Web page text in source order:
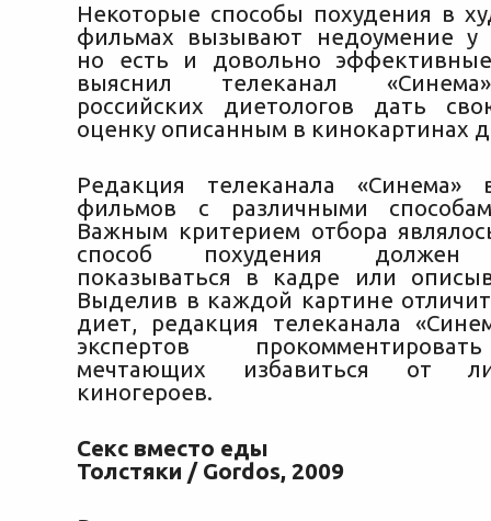
Некоторые способы похудения в
фильмах вызывают недоумение у
но есть и довольно
выяснил телеканал
российских диетологов дать
оценку описанным в кинокартинах
Редакция телеканала «Синема»
фильмов с различными
Важным критерием отбора
способ похудения должен
показываться в кадре или
Выделив в каждой картине
диет, редакция телеканала
экспертов
мечтающих избавиться от
киногероев.
Секс вместо еды
Толстяки / Gordos, 2009